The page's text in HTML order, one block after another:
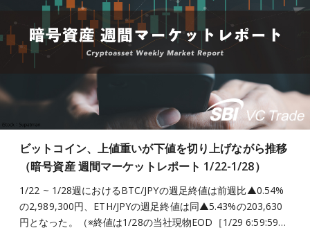
ビットコイン、上値重いが下値を切り上げながら推移
（暗号資産 週間マーケットレポート 1/22-1/28）
1/22 ~ 1/28週におけるBTC/JPYの週足終値は前週比▲0.54%
の2,989,300円、ETH/JPYの週足終値は同▲5.43%の203,630
円となった。（※終値は1/28の当社現物EOD［1/29 6:59:59…